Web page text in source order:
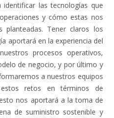
las tecnologías que
y cómo estas nos
planteadas. Tener claros los
aportará en la experiencia del
procesos operativos,
de negocio, y por último y
a nuestros equipos
retos en términos de
nos aportará a la toma de
de suministro sostenible y